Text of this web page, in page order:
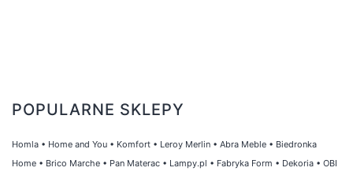
POPULARNE SKLEPY
Homla • Home and You • Komfort • Leroy Merlin • Abra Meble • Biedronka
Home • Brico Marche • Pan Materac • Lampy.pl • Fabryka Form • Dekoria • OBI